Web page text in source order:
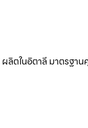
ตในอิตาลี มาตรฐา